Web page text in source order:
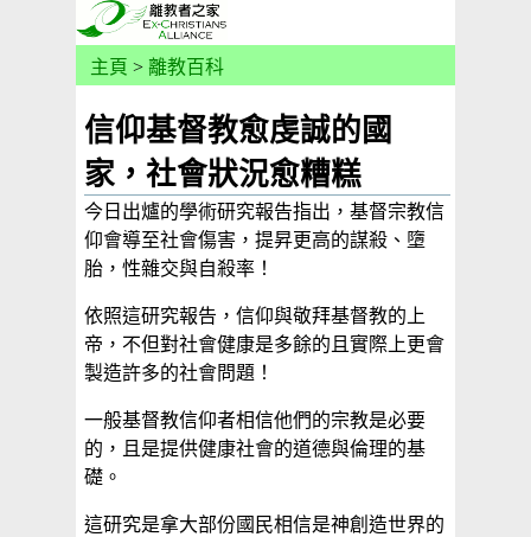
主頁 > 離教百科
信仰基督教愈虔誠的國
家，社會狀況愈糟糕
今日出爐的學術研究報告指出，基督宗教信
仰會導至社會傷害，提昇更高的謀殺、墮
胎，性雜交與自殺率！
依照這研究報告，信仰與敬拜基督教的上
帝，不但對社會健康是多餘的且實際上更會
製造許多的社會問題！
一般基督教信仰者相信他們的宗教是必要
的，且是提供健康社會的道德與倫理的基
礎。
這研究是拿大部份國民相信是神創造世界的